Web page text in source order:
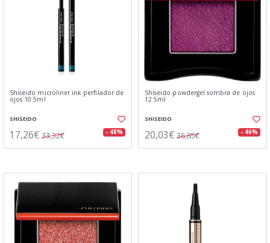
Shiseido microliner ink perfilador de
ojos 10 5ml
SHISEIDO
17,26€ 33,32€ - 48%
Shiseido powdergel sombra de ojos
12 5ml
SHISEIDO
20,03€ 36,85€ - 46%